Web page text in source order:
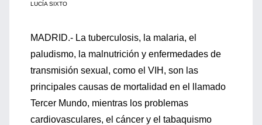
LUCÍA SIXTO
MADRID.- La tuberculosis, la malaria, el
paludismo, la malnutrición y enfermedades de
transmisión sexual, como el VIH, son las
principales causas de mortalidad en el llamado
Tercer Mundo, mientras los problemas
cardiovasculares, el cáncer y el tabaquismo